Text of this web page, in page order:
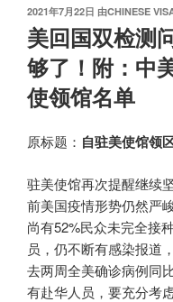
发
布
于
2021年7月22日 由CHINESE
美回国双检测
够了！附：中
使领馆名单
原标题： 自驻美使馆领
驻美使馆再次提醒继续
前美国疫情形势仍然严
尚有52%民众未完全接
员，仍不断有感染报道
去两周全美确诊病例同
有赴华人员，要充分考